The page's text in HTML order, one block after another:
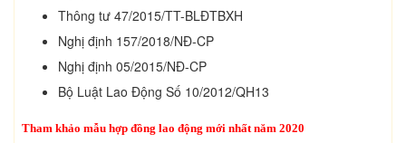
Thông tư 47/2015/TT-BLĐTBXH
Nghị định 157/2018/NĐ-CP
Nghị định 05/2015/NĐ-CP
Bộ Luật Lao Động Số 10/2012/QH13
Tham khảo mẫu hợp đồng lao động mới nhất năm 2020